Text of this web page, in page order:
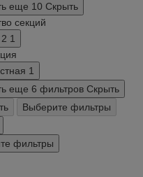
еще 10 Скрыть
секций
2 1
1
еще 6 фильтров Скрыть
Выберите фильтры
фильтры